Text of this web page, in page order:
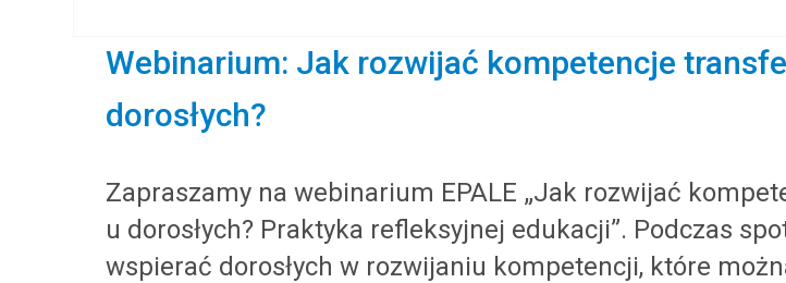
Webinarium: Jak rozwijać kompetencje
dorosłych?
Zapraszamy na webinarium EPALE „Jak rozwijać
u dorosłych? Praktyka refleksyjnej edukacji”. Podczas
wspierać dorosłych w rozwijaniu kompetencji, które